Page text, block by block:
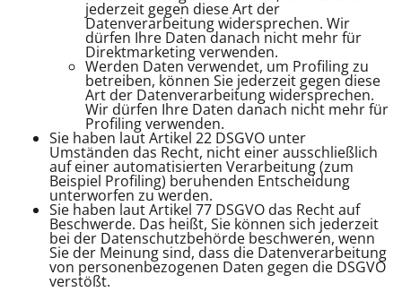
jederzeit gegen diese Art der
Datenverarbeitung widersprechen. Wir
dürfen Ihre Daten danach nicht mehr für
Direktmarketing verwenden.
Werden Daten verwendet, um Profiling zu
betreiben, können Sie jederzeit gegen diese
Art der Datenverarbeitung widersprechen.
Wir dürfen Ihre Daten danach nicht mehr für
Profiling verwenden.
Sie haben laut Artikel 22 DSGVO unter
Umständen das Recht, nicht einer ausschließlich
auf einer automatisierten Verarbeitung (zum
Beispiel Profiling) beruhenden Entscheidung
unterworfen zu werden.
Sie haben laut Artikel 77 DSGVO das Recht auf
Beschwerde. Das heißt, Sie können sich jederzeit
bei der Datenschutzbehörde beschweren, wenn
Sie der Meinung sind, dass die Datenverarbeitung
von personenbezogenen Daten gegen die DSGVO
verstößt.